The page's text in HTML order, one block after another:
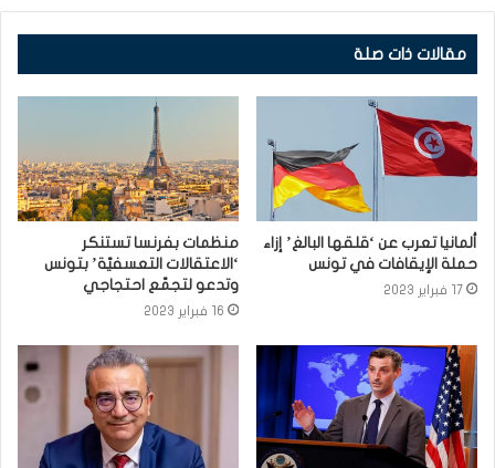
مقالات ذات صلة
ألمانيا تعرب عن ‘قلقها البالغ’ إزاء
حملة الإيقافات في تونس
17 فبراير 2023
منظمات بفرنسا تستنكر
‘الاعتقالات التعسفيّة’ بتونس
وتدعو لتجمّع احتجاجي
16 فبراير 2023